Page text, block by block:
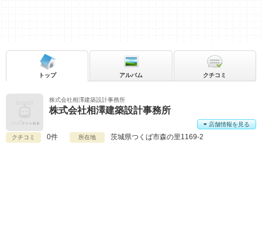
株式会社相澤建築設計事務所
株式会社相澤建築設計事務所
クチコミ 0件 所在地 茨城県つくば市森の里1169-2
店舗情報を見る
トップ アルバム クチコミ